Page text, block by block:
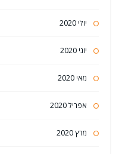
יולי 2020
יוני 2020
מאי 2020
אפריל 2020
מרץ 2020